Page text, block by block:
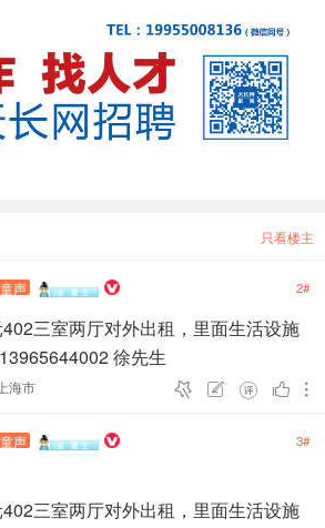
只看楼主
声 2#
三室两厅对外出租，里面生活设施
徐先生
上海市    

声 3#
三室两厅对外出租，里面生活设施